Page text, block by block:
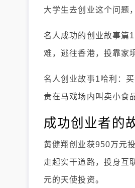
大学生去创业这个问题
名人成功的创业故事篇
难，逃往香港，投靠家
名人创业故事1哈利：
责在马戏场内叫卖小食
成功创业者的
黄健翔创业获950万元
走起实干道路，投身互
元的天使投资。